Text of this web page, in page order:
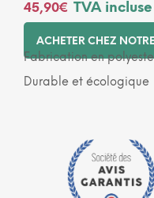
45,90€ TVA incluse
ACHETER CHEZ
Fabrication en
Durable et écologique